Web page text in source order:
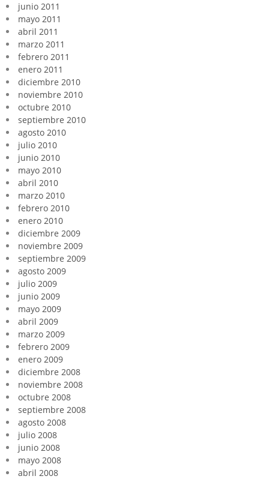
junio 2011
mayo 2011
abril 2011
marzo 2011
febrero 2011
enero 2011
diciembre 2010
noviembre 2010
octubre 2010
septiembre 2010
agosto 2010
julio 2010
junio 2010
mayo 2010
abril 2010
marzo 2010
febrero 2010
enero 2010
diciembre 2009
noviembre 2009
septiembre 2009
agosto 2009
julio 2009
junio 2009
mayo 2009
abril 2009
marzo 2009
febrero 2009
enero 2009
diciembre 2008
noviembre 2008
octubre 2008
septiembre 2008
agosto 2008
julio 2008
junio 2008
mayo 2008
abril 2008